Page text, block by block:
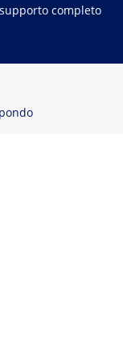
completo